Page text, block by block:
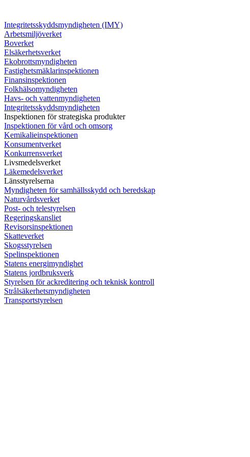
Integritetsskyddsmyndigheten (IMY)
Arbetsmiljöverket
Boverket
Elsäkerhetsverket
Ekobrottsmyndigheten
Fastighetsmäklarinspektionen
Finansinspektionen
Folkhälsomyndigheten
Havs- och vattenmyndigheten
Integritetsskyddsmyndigheten
Inspektionen för strategiska produkter
Inspektionen för vård och omsorg
Kemikalieinspektionen
Konsumentverket
Konkurrensverket
Livsmedelsverket
Läkemedelsverket
Länsstyrelserna
Myndigheten för samhällsskydd och beredskap
Naturvårdsverket
Post- och telestyrelsen
Regeringskansliet
Revisorsinspektionen
Skatteverket
Skogsstyrelsen
Spelinspektionen
Statens energimyndighet
Statens jordbruksverk
Styrelsen för ackreditering och teknisk kontroll
Strålsäkerhetsmyndigheten
Transportstyrelsen